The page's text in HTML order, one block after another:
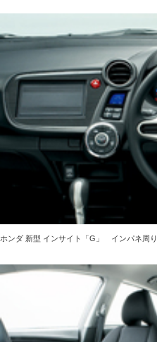
ホンダ 新型 インサイト「G」 インパネ周り